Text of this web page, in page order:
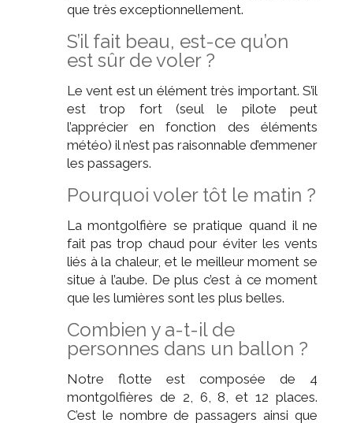
que très exceptionnellement.
S’il fait beau, est-ce qu’on
est sûr de voler ?
Le vent est un élément très important. S’il
est trop fort (seul le pilote peut
l’apprécier en fonction des éléments
météo) il n’est pas raisonnable d’emmener
les passagers.
Pourquoi voler tôt le matin ?
La montgolfière se pratique quand il ne
fait pas trop chaud pour éviter les vents
liés à la chaleur, et le meilleur moment se
situe à l’aube. De plus c’est à ce moment
que les lumières sont les plus belles.
Combien y a-t-il de
personnes dans un ballon ?
Notre flotte est composée de 4
montgolfières de 2, 6, 8, et 12 places.
C’est le nombre de passagers ainsi que